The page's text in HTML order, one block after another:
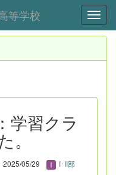
等学校
学習クラ
2025/05/29
I･II部